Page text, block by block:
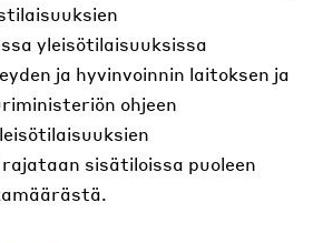
yleisötilaisuuksissa
ja hyvinvoinnin laitoksen ja
ohjeen
sisätiloissa puoleen